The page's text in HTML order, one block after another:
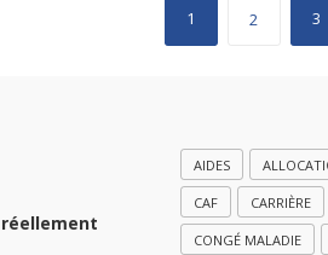
1 2 3
réellement
AIDES
CAF CARRIÈRE
CONGÉ MALADIE